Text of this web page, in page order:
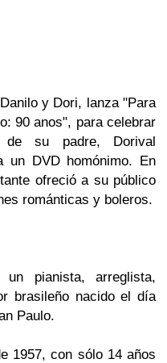
Daniloy Dori, lanza"Para
90 anos", para celebrar
de su padre, Dorival
un DVDhomónimo. En
ofreció a su público
románticas y boleros.
pianista, arreglista,
brasileño nacido el día
Paulo.
1957, con sólo 14 años